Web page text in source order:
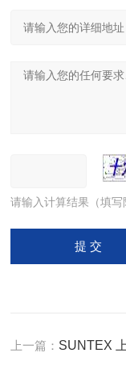
请输入计算结果（填
上一篇： SUNTEX